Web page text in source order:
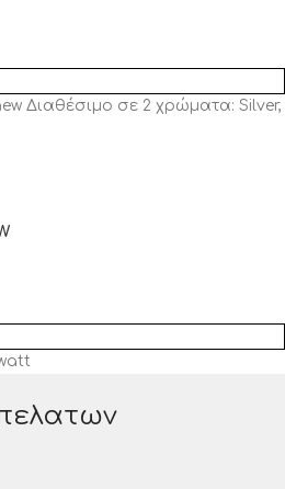
Διαθέσιμο σε 2 χρώματα: Silver,